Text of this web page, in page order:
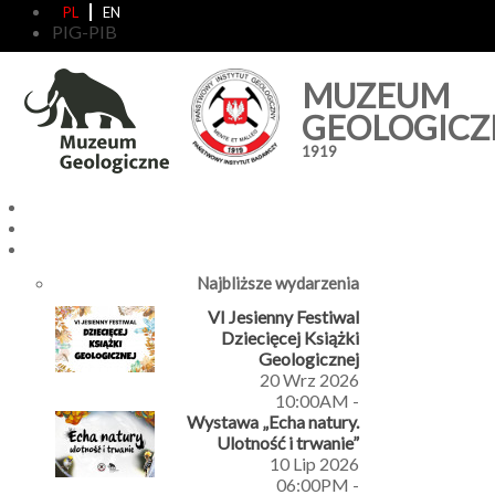
PL EN
PIG-PIB
MUZEUM
1919
Najbliższe wydarzenia
VI Jesienny Festiwal
Dziecięcej Książki
Geologicznej
20 Wrz 2026
10:00AM -
Wystawa „Echa natury.
Ulotność i trwanie”
10 Lip 2026
06:00PM -